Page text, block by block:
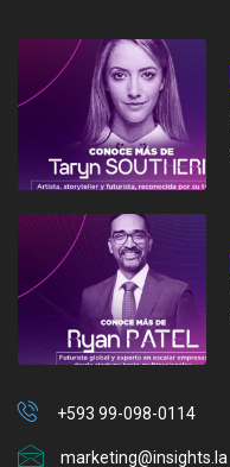
+593 99-098-0114
marketing@insights.la